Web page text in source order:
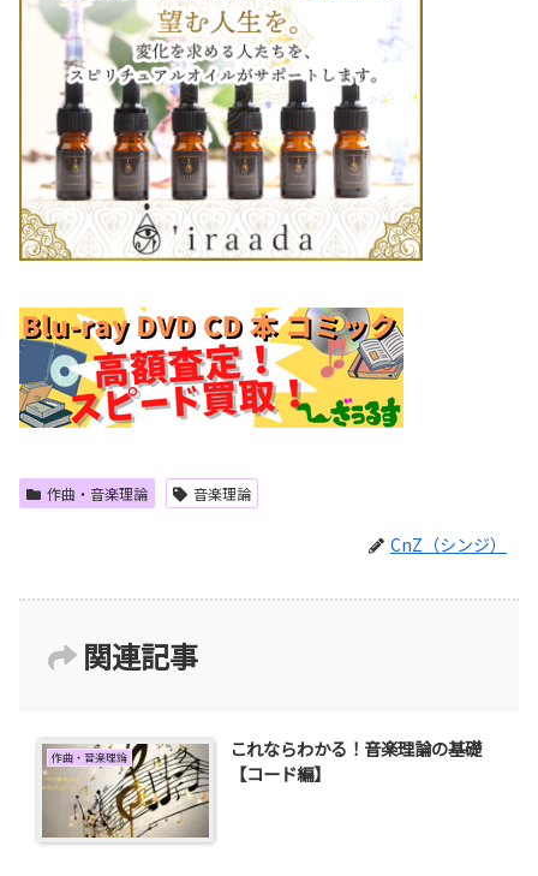
作曲・音楽理論 音楽理論
CnZ（シンジ）
関連記事
作曲・音楽理論
これならわかる！音楽理論の基礎
【コード編】